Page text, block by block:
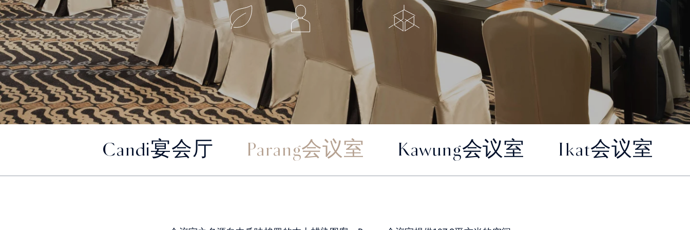
Candi宴会厅 Parang会议室 Kawung会议室 Ikat会议室